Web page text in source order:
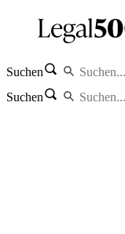
Suchen
Suchen